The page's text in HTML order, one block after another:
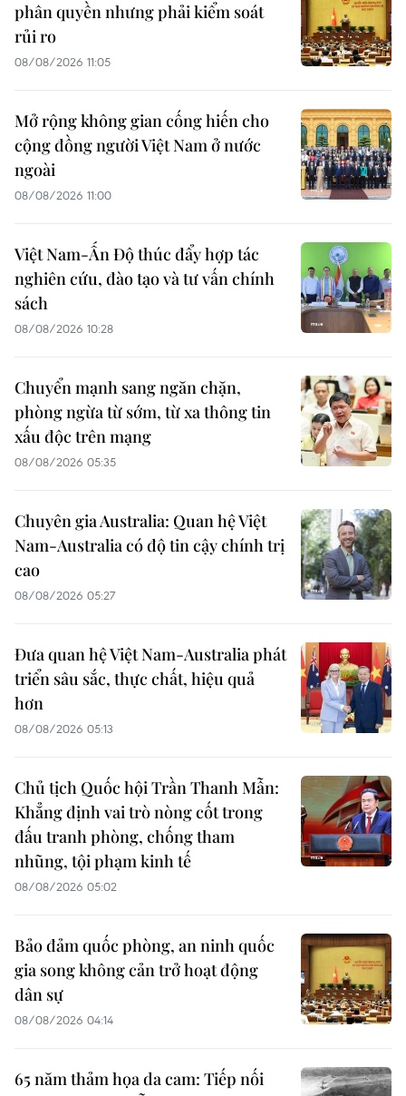
phân quyền nhưng phải kiểm soát
rủi ro
08/08/2026 11:05
Mở rộng không gian cống hiến cho
cộng đồng người Việt Nam ở nước
ngoài
08/08/2026 11:00
Việt Nam-Ấn Độ thúc đẩy hợp tác
nghiên cứu, đào tạo và tư vấn chính
sách
08/08/2026 10:28
Chuyển mạnh sang ngăn chặn,
phòng ngừa từ sớm, từ xa thông tin
xấu độc trên mạng
08/08/2026 05:35
Chuyên gia Australia: Quan hệ Việt
Nam-Australia có độ tin cậy chính trị
cao
08/08/2026 05:27
Đưa quan hệ Việt Nam-Australia phát
triển sâu sắc, thực chất, hiệu quả
hơn
08/08/2026 05:13
Chủ tịch Quốc hội Trần Thanh Mẫn:
Khẳng định vai trò nòng cốt trong
đấu tranh phòng, chống tham
nhũng, tội phạm kinh tế
08/08/2026 05:02
Bảo đảm quốc phòng, an ninh quốc
gia song không cản trở hoạt động
dân sự
08/08/2026 04:14
65 năm thảm họa da cam: Tiếp nối